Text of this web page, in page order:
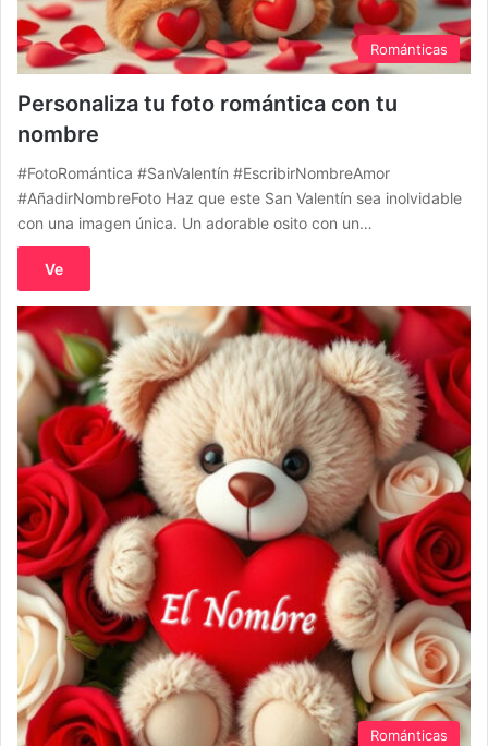
Románticas
Personaliza tu foto romántica con tu
nombre
#FotoRomántica #SanValentín #EscribirNombreAmor
#AñadirNombreFoto Haz que este San Valentín sea inolvidable
con una imagen única. Un adorable osito con un…
Ve
Románticas